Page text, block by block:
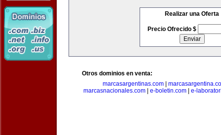
Realizar una Oferta
Precio Ofrecido $
Otros dominios en venta:
marcasargentinas.com
marcasnacionales.com| e-boletin.com| e-